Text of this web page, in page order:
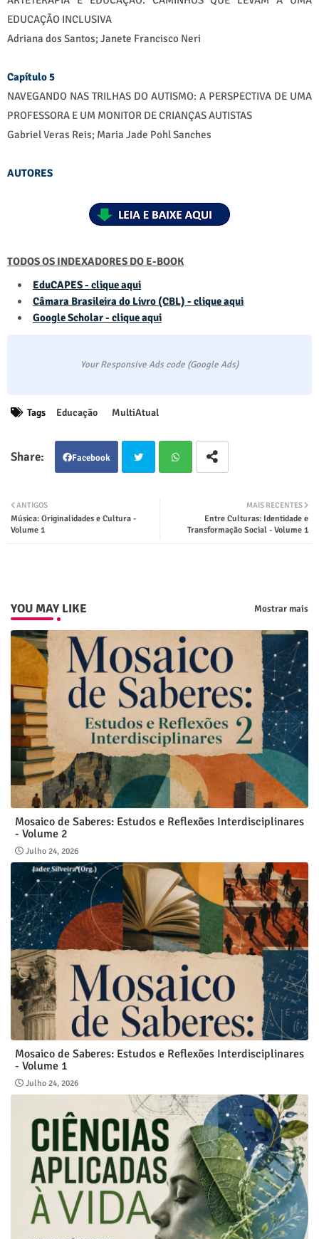
EDUCAÇÃO INCLUSIVA
Adriana dos Santos; Janete Francisco Neri
Capítulo 5
NAVEGANDO NAS TRILHAS DO AUTISMO: A PERSPECTIVA DE UMA
PROFESSORA E UM MONITOR DE CRIANÇAS AUTISTAS
Gabriel Veras Reis; Maria Jade Pohl Sanches
AUTORES
TODOS OS INDEXADORES DO E-BOOK
EduCAPES - clique aqui
Câmara Brasileira do Livro (CBL) - clique aqui
Google Scholar - clique aqui
Your Responsive Ads code (Google Ads)
Tags Educação MultiAtual
Facebook
ter
MAIS RECENTES
Entre Culturas: Identidade e
Transformação Social - Volume 1
ANTIGOS
Música: Originalidades e Cultura -
Volume 1
YOU MAY LIKE Mostrar mais
Mosaico de Saberes: Estudos e Reflexões Interdisciplinares
- Volume 2
Julho 24, 2026
Mosaico de Saberes: Estudos e Reflexões Interdisciplinares
- Volume 1
Julho 24, 2026